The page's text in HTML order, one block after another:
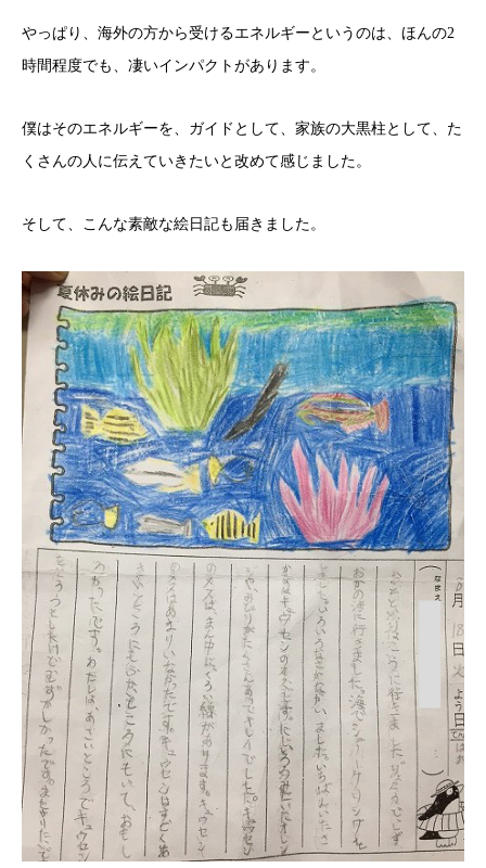
やっぱり、海外の方から受けるエネルギーというのは、ほんの2
時間程度でも、凄いインパクトがあります。
僕はそのエネルギーを、ガイドとして、家族の大黒柱として、た
くさんの人に伝えていきたいと改めて感じました。
そして、こんな素敵な絵日記も届きました。